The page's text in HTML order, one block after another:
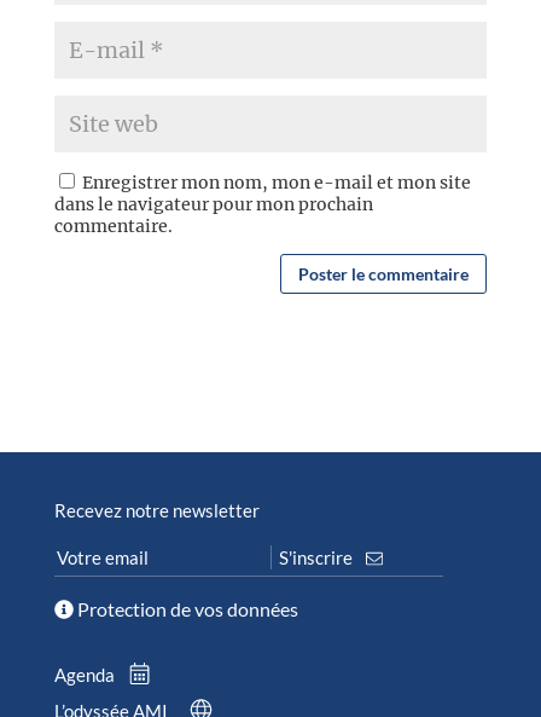
Enregistrer mon nom, mon e-mail et mon site
dans le navigateur pour mon prochain
commentaire.
Recevez notre newsletter
Protection de vos données
Agenda
L’odyssée AMI